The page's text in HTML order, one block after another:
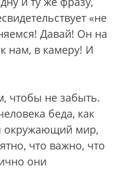
«не
Давай! Он на
нам, в камеру! И
чтобы не забыть.
беда, как
окружающий мир,
что важно, что
они